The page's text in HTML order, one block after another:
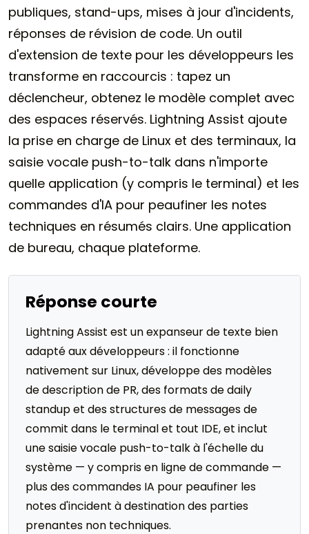
publiques, stand-ups, mises à jour d'incidents,
réponses de révision de code. Un outil
d'extension de texte pour les développeurs les
transforme en raccourcis : tapez un
déclencheur, obtenez le modèle complet avec
des espaces réservés. Lightning Assist ajoute
la prise en charge de Linux et des terminaux, la
saisie vocale push-to-talk dans n'importe
quelle application (y compris le terminal) et les
commandes d'IA pour peaufiner les notes
techniques en résumés clairs. Une application
de bureau, chaque plateforme.
Réponse courte
Lightning Assist est un expanseur de texte bien
adapté aux développeurs : il fonctionne
nativement sur Linux, développe des modèles
de description de PR, des formats de daily
standup et des structures de messages de
commit dans le terminal et tout IDE, et inclut
une saisie vocale push-to-talk à l'échelle du
système — y compris en ligne de commande —
plus des commandes IA pour peaufiner les
notes d'incident à destination des parties
prenantes non techniques.